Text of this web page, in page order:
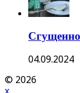
04.09.2024
© 2026